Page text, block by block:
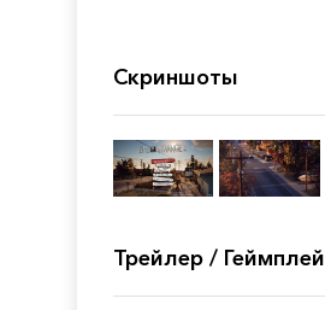
Скриншоты
Трейлер / Геймплей